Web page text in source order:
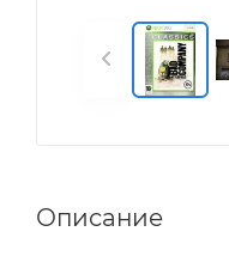
Описание